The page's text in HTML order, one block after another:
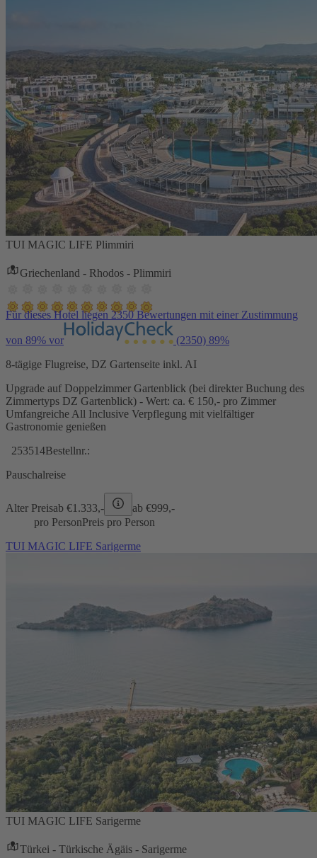
TUI MAGIC LIFE Plimmiri
Griechenland - Rhodos - Plimmiri
Für dieses Hotel liegen 2350 Bewertungen mit einer Zustimmung
von 89% vor (2350) 89%
8-tägige Flugreise, DZ Gartenseite inkl. AI
Upgrade auf Doppelzimmer Gartenblick (bei direkter Buchung des
Zimmertyps DZ Gartenblick) - Wert: ca. € 150,- pro Zimmer
Umfangreiche All Inclusive Verpflegung mit vielfältiger
Gastronomie genießen
253514Bestellnr.:
Pauschalreise
Alter Preisab €1.333,- ab €999,-
pro PersonPreis pro Person
TUI MAGIC LIFE Sarigerme
TUI MAGIC LIFE Sarigerme
Türkei - Türkische Ägäis - Sarigerme